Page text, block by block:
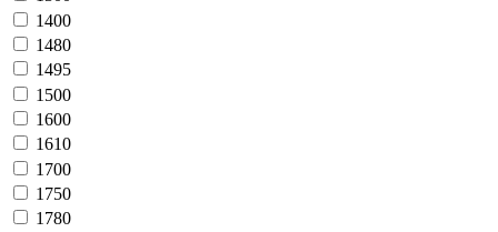
1400
1480
1495
1500
1600
1610
1700
1750
1780